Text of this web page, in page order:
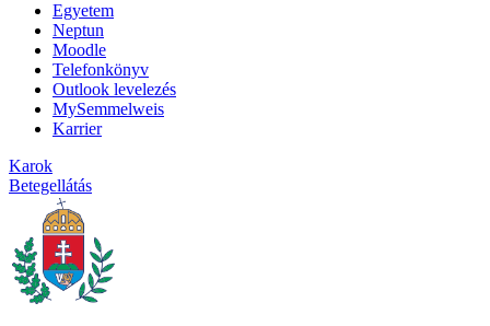
Egyetem
Neptun
Moodle
Telefonkönyv
Outlook levelezés
MySemmelweis
Karrier
Karok
Betegellátás